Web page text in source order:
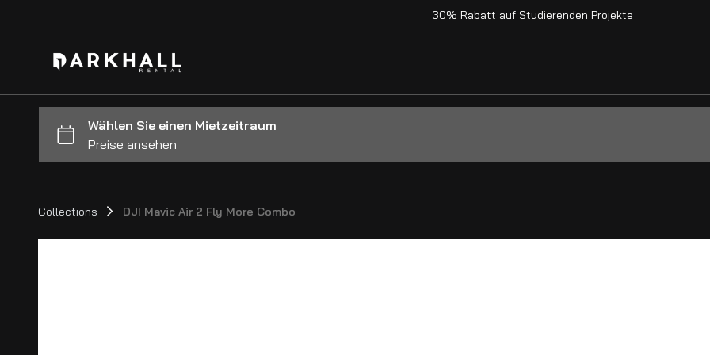
30% Rabatt auf Studierenden Projekte
Collections DJI Mavic Air 2 Fly More Combo